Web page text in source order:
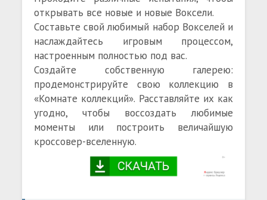
открывать все новые и новые Воксели.
Составьте свой любимый набор Вокселей и
наслаждайтесь игровым процессом,
настроенным полностью под вас.
Создайте собственную галерею:
продемонстрируйте свою коллекцию в
«Комнате коллекций». Расставляйте их как
угодно, чтобы воссоздать любимые
моменты или построить величайшую
кроссовер-вселенную.